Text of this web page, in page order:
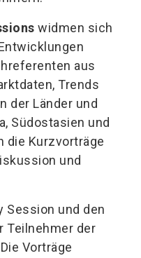
widmen sich
aus
Trends
der Länder und
Südostasien und
die Kurzvorträge
und
Session und den
Teilnehmer der
Vorträge